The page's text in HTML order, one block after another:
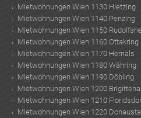
Mietwohnungen Wien 1130 Hietzing
Mietwohnungen Wien 1140 Penzing
Mietwohnungen Wien 1150
Mietwohnungen Wien 1160 Ottakring
Mietwohnungen Wien 1170 Hernals
Mietwohnungen Wien 1180 Währing
Mietwohnungen Wien 1190 Döbling
Mietwohnungen Wien 1200
Mietwohnungen Wien 1210
Mietwohnungen Wien 1220